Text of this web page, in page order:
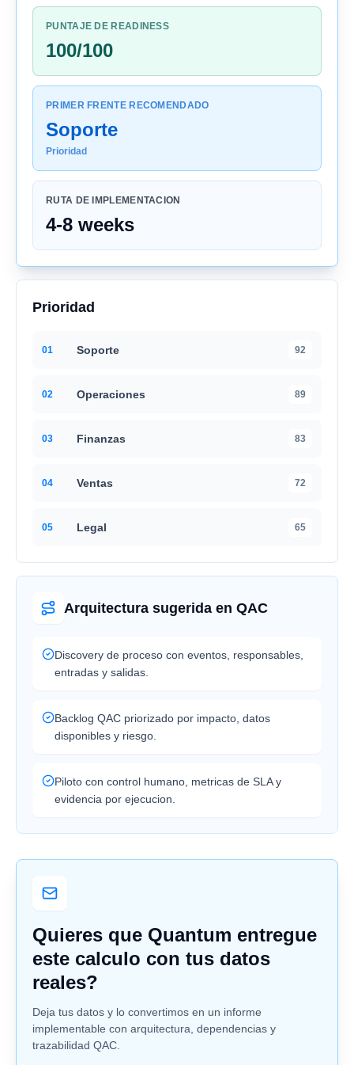
PUNTAJE DE READINESS
100/100
PRIMER FRENTE RECOMENDADO
Soporte
Prioridad
RUTA DE IMPLEMENTACION
4-8 weeks
Prioridad
01 Soporte 92
02 Operaciones 89
03 Finanzas 83
04 Ventas 72
05 Legal 65
Arquitectura sugerida en QAC
Discovery de proceso con eventos, responsables,
entradas y salidas.
Backlog QAC priorizado por impacto, datos
disponibles y riesgo.
Piloto con control humano, metricas de SLA y
evidencia por ejecucion.
Quieres que Quantum entregue
este calculo con tus datos
reales?
Deja tus datos y lo convertimos en un informe
implementable con arquitectura, dependencias y
trazabilidad QAC.